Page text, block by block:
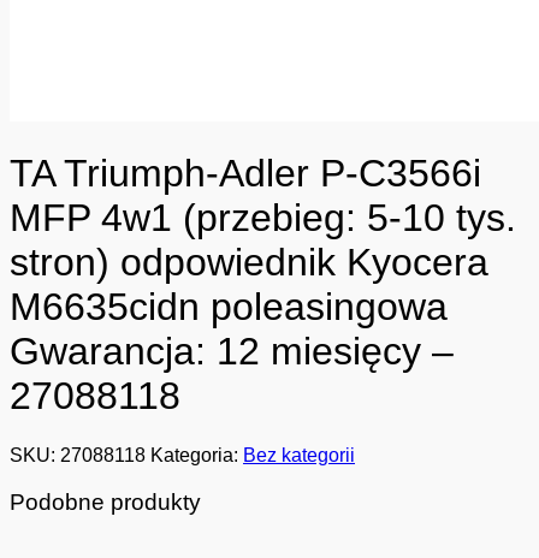
TA Triumph-Adler P-C3566i
MFP 4w1 (przebieg: 5-10 tys.
stron) odpowiednik Kyocera
M6635cidn poleasingowa
Gwarancja: 12 miesięcy –
27088118
SKU: 27088118 Kategoria: Bez kategorii
Podobne produkty